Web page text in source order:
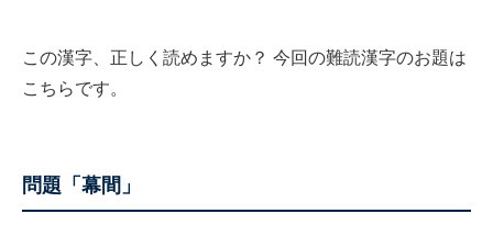
この漢字、正しく読めますか？ 今回の難読漢字のお題は
こちらです。
問題「幕間」